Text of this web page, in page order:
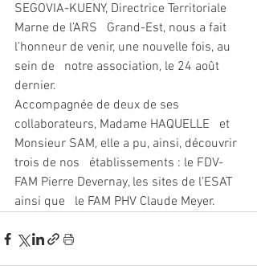
SEGOVIA-KUENY, Directrice Territoriale
Marne de l’ARS   Grand-Est, nous a fait
l’honneur de venir, une nouvelle fois, au
sein de   notre association, le 24 août
dernier.
Accompagnée de deux de ses
collaborateurs, Madame HAQUELLE   et
Monsieur SAM, elle a pu, ainsi, découvrir
trois de nos   établissements : le FDV-
FAM Pierre Devernay, les sites de l’ESAT
ainsi que   le FAM PHV Claude Meyer.